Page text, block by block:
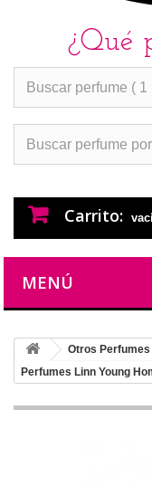
¿Qué
Carrito:
MENÚ
Otros
Perfumes Linn Young